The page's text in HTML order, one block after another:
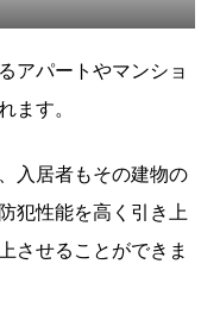
アパートやマンショ
ます。
入居者もその建物の
犯性能を高く引き上
させることができま